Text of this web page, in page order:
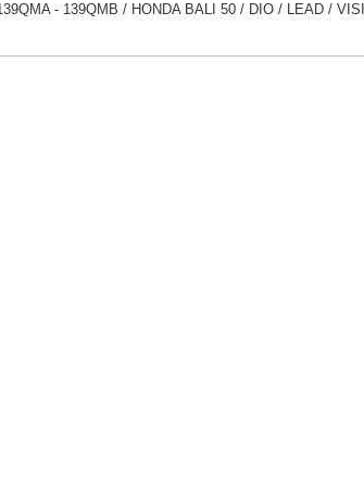
- 139QMB / HONDA BALI 50 / DIO / LEAD /